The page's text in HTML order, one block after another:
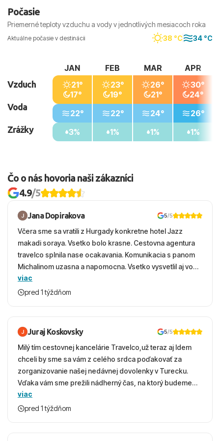
Počasie
Priemerné teploty vzduchu a vody v jednotlivých mesiacoch roka
Aktuálne počasie v destinácii 38 °C 34 °C
Vzduch
Voda
Zrážky
JAN
21°
17°
22°
3%
FEB
23°
19°
22°
1%
MAR
26°
21°
24°
1%
APR
30°
24°
26°
1%
Čo o nás hovoria naši zákazníci
4.9/5
Jana Dopirakova 5/5
Včera sme sa vratili z Hurgady konkretne hotel Jazz
makadi soraya. Vsetko bolo krasne. Cestovna agentura
travelco splnila nase ocakavania. Komunikacia s panom
Michalinom uzasna a napomocna. Vsetko vysvetlil aj vo
vecernych hodinach zaco sa ospravedlnujem. Hotel
krasny, cisty. Sluzby top. Strava, prostredie, more,
viac
pred 1 týždňom
Juraj Koskovsky 5/5
Milý tím cestovnej kancelárie Travelco,už teraz aj Idem
chceli by sme sa vám z celého srdca poďakovať za
zorganizovanie našej nedávnej dovolenky v Turecku.
Vďaka vám sme prežili nádherný čas, na ktorý budeme
ešte dlho s úsmevom spomínať. ​Všetko prebehlo
absolútne hladko – od prvotného výberu zájazdu, cez
viac
pred 1 týždňom